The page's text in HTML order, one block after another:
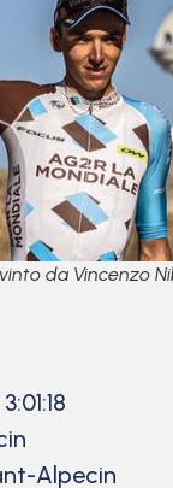
da Vincenzo
Alpecin